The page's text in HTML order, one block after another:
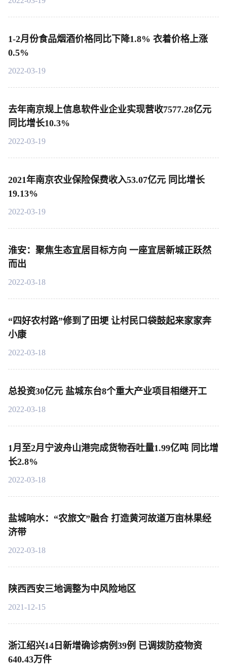
1-2月份食品烟酒价格同比下降1.8% 衣着价格上涨
0.5%
2022-03-19
去年南京规上信息软件业企业实现营收7577.28亿元
同比增长10.3%
2022-03-19
2021年南京农业保险保费收入53.07亿元 同比增长
19.13%
2022-03-19
淮安：聚焦生态宜居目标方向 一座宜居新城正跃然
而出
2022-03-18
“四好农村路”修到了田埂 让村民口袋鼓起来家家奔
小康
2022-03-18
总投资30亿元 盐城东台8个重大产业项目相继开工
2022-03-18
1月至2月宁波舟山港完成货物吞吐量1.99亿吨 同比增
长2.8%
2022-03-18
盐城响水：“农旅文”融合 打造黄河故道万亩林果经
济带
2022-03-18
陕西西安三地调整为中风险地区
2021-12-15
浙江绍兴14日新增确诊病例39例 已调拨防疫物资
640.43万件